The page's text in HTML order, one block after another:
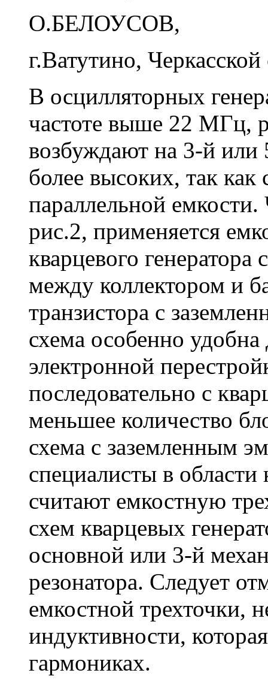
О.БЕЛОУСОВ,
г.Ватутино, Черкасской
В осцилляторных
частоте выше 22 МГц,
возбуждают на 3-й или
более высоких, так как
параллельной
рис.2, применяется
кварцевого
между коллектором и
транзистора с
схема особенно удобна
электронной
последовательно с
меньшее количество
схема с заземленным
специалисты в области
считают емкостную
схем кварцевых
основной или 3-й
резонатора. Следует
емкостной трехточки,
индуктивности,
гармониках.